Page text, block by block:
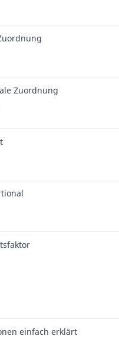
Zuordnung
einfach erklärt